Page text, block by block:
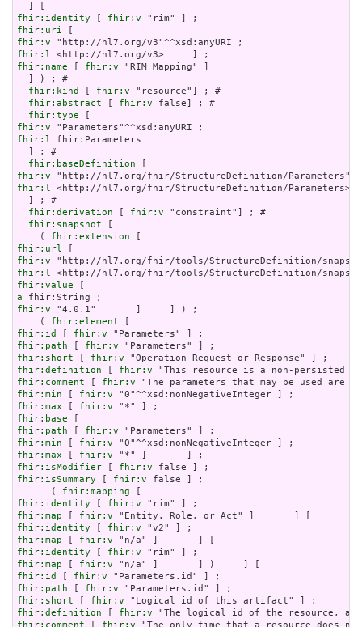
fhir:identity [ fhir:v
fhir:uri
fhir:v
fhir:l
fhir:name [ fhir:v "RIM Mapping" ]
  ] ) ; #
fhir:kind
[ fhir:v "resource"] ; #
fhir:abstract [ fhir:v false] ; #
fhir:type
fhir:v
fhir:l fhir:Parameters
  ] ; #
fhir:baseDefinition
fhir:v
fhir:l <http://hl7.org/fhir/StructureDefinition/Parameters>
  ] ; #
fhir:derivation [ fhir:v "constraint"] ; #
fhir:snapshot [
    (
fhir:extension
fhir:url
fhir:v
fhir:l
fhir:value
a
fhir:v "4.0.1"       ]     ] ) ;
    (
fhir:element
fhir:id
[ fhir:v
fhir:path [ fhir:v
fhir:short [ fhir:v
fhir:definition [ fhir:v
fhir:comment [ fhir:v
fhir:min [ fhir:v
fhir:max [ fhir:v
fhir:base
fhir:path [ fhir:v
fhir:min [ fhir:v
fhir:max [ fhir:v
fhir:isModifier [ fhir:v
fhir:isSummary [ fhir:v false ] ;
      (
fhir:mapping
fhir:identity [ fhir:v
fhir:map [ fhir:v
fhir:identity [ fhir:v
fhir:map [ fhir:v
fhir:identity [ fhir:v
fhir:map [ fhir:v
fhir:id
[ fhir:v
fhir:path [ fhir:v
fhir:short [ fhir:v
fhir:definition [ fhir:v
fhir:comment [ fhir:v